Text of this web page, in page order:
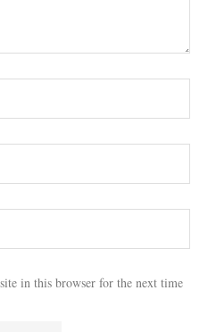
in this browser for the next time